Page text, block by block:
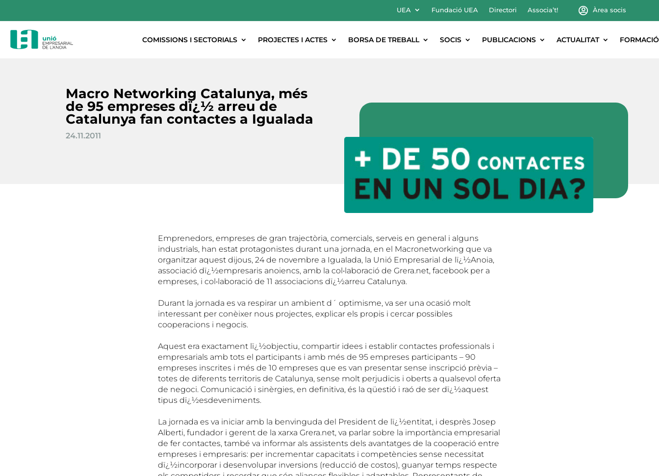
UEA Fundació UEA Directori Associa’t! Àrea socis
COMISSIONS I SECTORIALS PROJECTES I ACTES BORSA DE TREBALL SOCIS PUBLICACIONS ACTUALITAT FORMACIÓ
Macro Networking Catalunya, més
de 95 empreses dï¿½ arreu de
Catalunya fan contactes a Igualada
24.11.2011
Emprenedors, empreses de gran trajectòria, comercials, serveis en general i alguns
industrials, han estat protagonistes durant una jornada, en el Macronetworking que va
organitzar aquest dijous, 24 de novembre a Igualada, la Unió Empresarial de lï¿½Anoia,
associació dï¿½empresaris anoiencs, amb la col•laboració de Grera.net, facebook per a
empreses, i col•laboració de 11 associacions dï¿½arreu Catalunya.
Durant la jornada es va respirar un ambient d´ optimisme, va ser una ocasió molt
interessant per conèixer nous projectes, explicar els propis i cercar possibles
cooperacions i negocis.
Aquest era exactament lï¿½objectiu, compartir idees i establir contactes professionals i
empresarials amb tots el participants i amb més de 95 empreses participants – 90
empreses inscrites i més de 10 empreses que es van presentar sense inscripció prèvia –
totes de diferents territoris de Catalunya, sense molt perjudicis i oberts a qualsevol oferta
de negoci. Comunicació i sinèrgies, en definitiva, és la qüestió i raó de ser dï¿½aquest
tipus dï¿½esdeveniments.
La jornada es va iniciar amb la benvinguda del President de lï¿½entitat, i desprès Josep
Alberti, fundador i gerent de la xarxa Grera.net, va parlar sobre la importància empresarial
de fer contactes, també va informar als assistents dels avantatges de la cooperació entre
empreses i empresaris: per incrementar capacitats i competències sense necessitat
dï¿½incorporar i desenvolupar inversions (reducció de costos), guanyar temps respecte